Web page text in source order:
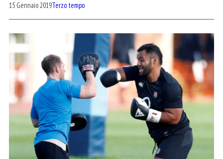
15 Gennaio 2019Terzo tempo